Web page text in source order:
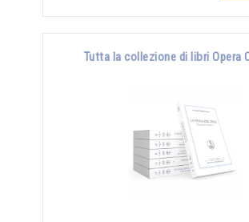
Tutta la collezione di libri Opera